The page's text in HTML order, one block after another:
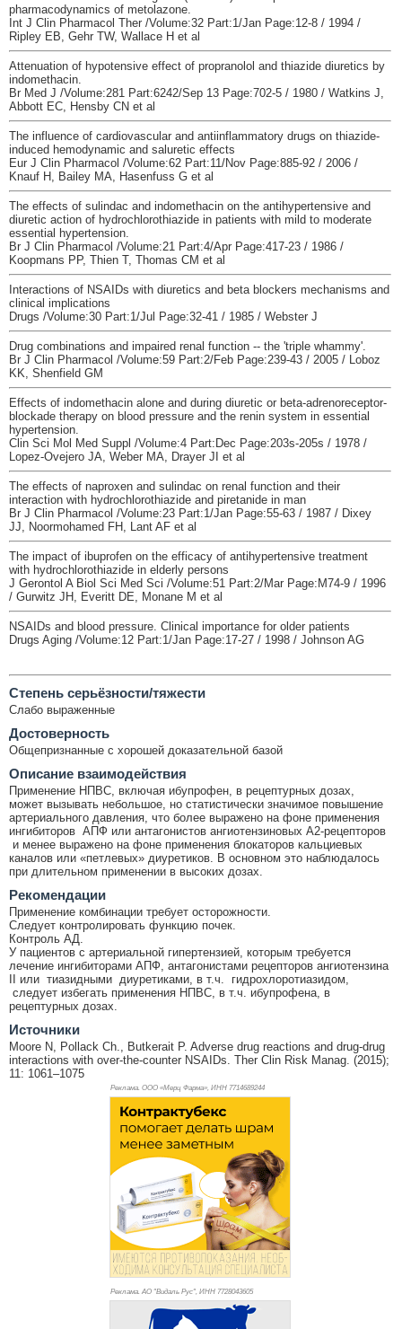
pharmacodynamics of metolazone.
Int J Clin Pharmacol Ther /Volume:32 Part:1/Jan Page:12-8 / 1994 /
Ripley EB, Gehr TW, Wallace H et al
Attenuation of hypotensive effect of propranolol and thiazide diuretics by
indomethacin.
Br Med J /Volume:281 Part:6242/Sep 13 Page:702-5 / 1980 / Watkins J,
Abbott EC, Hensby CN et al
The influence of cardiovascular and antiinflammatory drugs on thiazide-
induced hemodynamic and saluretic effects
Eur J Clin Pharmacol /Volume:62 Part:11/Nov Page:885-92 / 2006 /
Knauf H, Bailey MA, Hasenfuss G et al
The effects of sulindac and indomethacin on the antihypertensive and
diuretic action of hydrochlorothiazide in patients with mild to moderate
essential hypertension.
Br J Clin Pharmacol /Volume:21 Part:4/Apr Page:417-23 / 1986 /
Koopmans PP, Thien T, Thomas CM et al
Interactions of NSAIDs with diuretics and beta blockers mechanisms and
clinical implications
Drugs /Volume:30 Part:1/Jul Page:32-41 / 1985 / Webster J
Drug combinations and impaired renal function -- the 'triple whammy'.
Br J Clin Pharmacol /Volume:59 Part:2/Feb Page:239-43 / 2005 / Loboz
KK, Shenfield GM
Effects of indomethacin alone and during diuretic or beta-adrenoreceptor-
blockade therapy on blood pressure and the renin system in essential
hypertension.
Clin Sci Mol Med Suppl /Volume:4 Part:Dec Page:203s-205s / 1978 /
Lopez-Ovejero JA, Weber MA, Drayer JI et al
The effects of naproxen and sulindac on renal function and their
interaction with hydrochlorothiazide and piretanide in man
Br J Clin Pharmacol /Volume:23 Part:1/Jan Page:55-63 / 1987 / Dixey
JJ, Noormohamed FH, Lant AF et al
The impact of ibuprofen on the efficacy of antihypertensive treatment
with hydrochlorothiazide in elderly persons
J Gerontol A Biol Sci Med Sci /Volume:51 Part:2/Mar Page:M74-9 / 1996
/ Gurwitz JH, Everitt DE, Monane M et al
NSAIDs and blood pressure. Clinical importance for older patients
Drugs Aging /Volume:12 Part:1/Jan Page:17-27 / 1998 / Johnson AG
Cтепень серьёзности/тяжести
Слабо выраженные
Достоверность
Общепризнанные с хорошей доказательной базой
Описание взаимодействия
Применение НПВС, включая ибупрофен, в рецептурных дозах,
может вызывать небольшое, но статистически значимое повышение
артериального давления, что более выражено на фоне применения
ингибиторов АПФ или антагонистов ангиотензиновых А2-рецепторов
и менее выражено на фоне применения блокаторов кальциевых
каналов или «петлевых» диуретиков. В основном это наблюдалось
при длительном применении в высоких дозах.
Рекомендации
Применение комбинации требует осторожности.
Следует контролировать функцию почек.
Контроль АД.
У пациентов с артериальной гипертензией, которым требуется
лечение ингибиторами АПФ, антагонистами рецепторов ангиотензина
II или тиазидными диуретиками, в т.ч. гидрохлоротиазидом,
следует избегать применения НПВС, в т.ч. ибупрофена, в
рецептурных дозах.
Источники
Moore N, Pollack Ch., Butkerait P. Adverse drug reactions and drug-drug
interactions with over-the-counter NSAIDs. Ther Clin Risk Manag. (2015);
11: 1061–1075
Реклама. ООО «Мерц Фарма», ИНН 7714689244
Реклама. АО "Видаль Рус", ИНН 7728043605